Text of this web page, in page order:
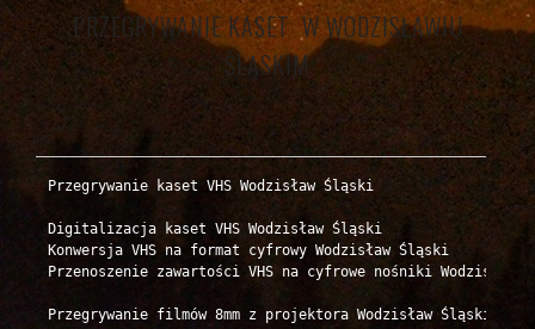
PRZEGRYWANIE KASET W WODZISŁAWIU
ŚLĄSKIM
Przegrywanie kaset VHS Wodzisław Śląski
Digitalizacja kaset VHS Wodzisław Śląski
Konwersja VHS na format cyfrowy Wodzisław Śląski
Przenoszenie zawartości VHS na cyfrowe nośniki Wodzisław
Przegrywanie filmów 8mm z projektora Wodzisław Śląski